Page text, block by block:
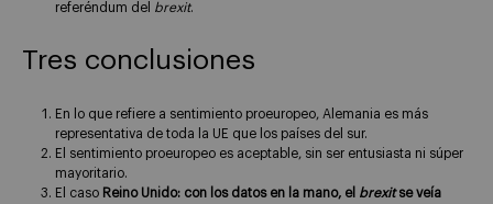
referéndum del brexit.
Tres conclusiones
En lo que refiere a sentimiento proeuropeo, Alemania es más
representativa de toda la UE que los países del sur.
El sentimiento proeuropeo es aceptable, sin ser entusiasta ni súper
mayoritario.
El caso Reino Unido: con los datos en la mano, el brexitse veía